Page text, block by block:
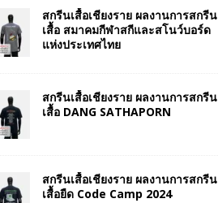
สกรีนเสื้อเชียงราย ผลงานการสกรีน
เสื้อ สมาคมกีฬาสกีและสโนว์บอร์ด
แห่งประเทศไทย
สกรีนเสื้อเชียงราย ผลงานการสกรีน
เสื้อ DANG SATHAPORN
สกรีนเสื้อเชียงราย ผลงานการสกรีน
เสื้อยืด Code Camp 2024